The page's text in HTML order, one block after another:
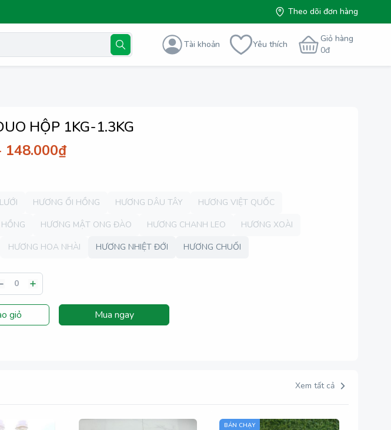
Theo dõi đơn hàng
Tài khoản Yêu thích
Giỏ hàng
0đ
HỘP 1KG-1.3KG
148.000₫
HƯƠNG ỔI HỒNG HƯƠNG DÂU TÂY
HƯƠNG VIỆT QUỐC
HƯƠNG MẬT ONG ĐÀO HƯƠNG CHANH LEO
HƯƠNG XOÀI
HƯƠNG HOA NHÀI HƯƠNG NHIỆT ĐỚI HƯƠNG CHUỐI
giỏ Mua ngay
Xem tất cả
BÁN CHẠY